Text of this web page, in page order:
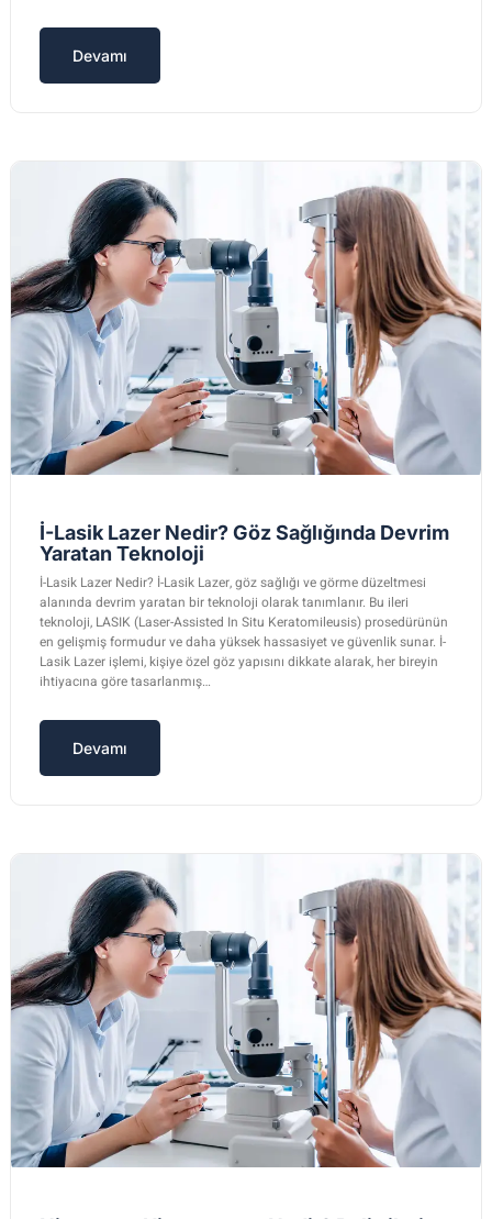
Devamı
İ-Lasik Lazer Nedir? Göz Sağlığında Devrim
Yaratan Teknoloji
İ-Lasik Lazer Nedir? İ-Lasik Lazer, göz sağlığı ve görme düzeltmesi
alanında devrim yaratan bir teknoloji olarak tanımlanır. Bu ileri
teknoloji, LASIK (Laser-Assisted In Situ Keratomileusis) prosedürünün
en gelişmiş formudur ve daha yüksek hassasiyet ve güvenlik sunar. İ-
Lasik Lazer işlemi, kişiye özel göz yapısını dikkate alarak, her bireyin
ihtiyacına göre tasarlanmış…
Devamı